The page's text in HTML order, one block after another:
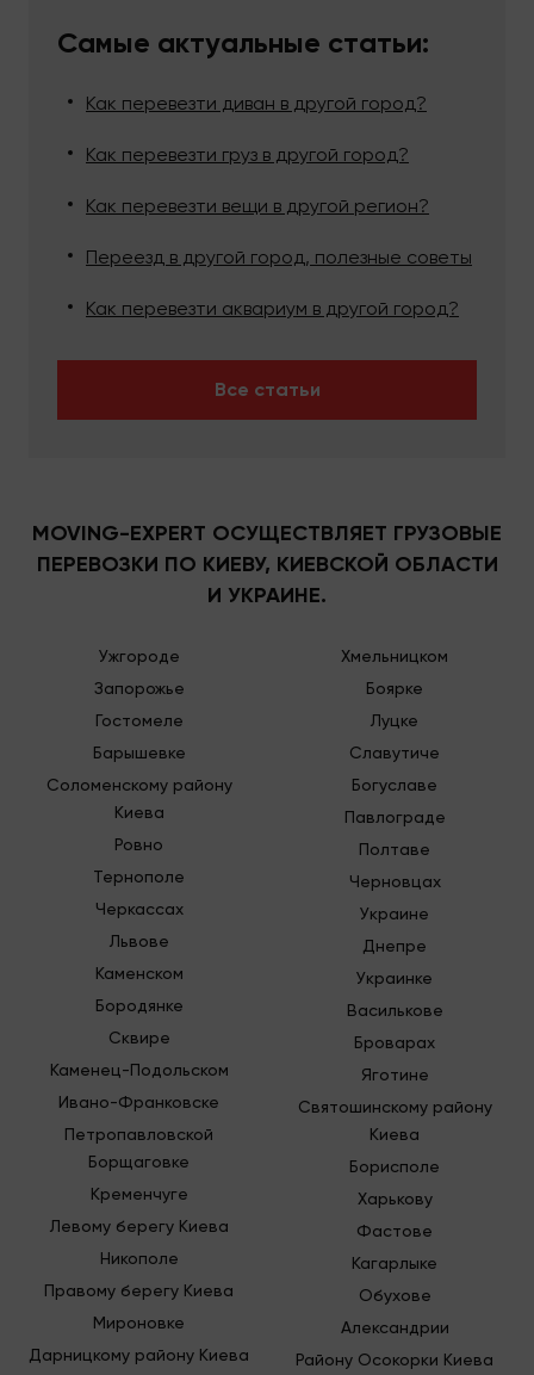
номерам телефонов, указанным на ресурсе, или
воспользуйтесь режимом обратной связи. Мы
грузоперевозок на выгодных условиях.
Самые актуальные статьи:
Как перевезти диван в другой город?
Как перевезти груз в другой город?
Как перевезти вещи в другой регион?
Переезд в другой город, полезные советы
Как перевезти аквариум в другой город?
Все статьи
MOVING-EXPERT ОСУЩЕСТВЛЯЕТ ГРУЗОВЫЕ
ПЕРЕВОЗКИ ПО КИЕВУ, КИЕВСКОЙ ОБЛАСТИ
И УКРАИНЕ.
Ужгороде
Запорожье
Гостомеле
Барышевке
Соломенскому району
Киева
Ровно
Тернополе
Черкассах
Львове
Каменском
Бородянке
Сквире
Каменец-Подольском
Ивано-Франковске
Петропавловской
Борщаговке
Кременчуге
Левому берегу Киева
Никополе
Правому берегу Киева
Мироновке
Дарницкому району Киева
Хмельницком
Боярке
Луцке
Славутиче
Богуславе
Павлограде
Полтаве
Черновцах
Украине
Днепре
Украинке
Василькове
Броварах
Яготине
Святошинскому району
Киева
Борисполе
Харькову
Фастове
Кагарлыке
Обухове
Александрии
Району Осокорки Киева